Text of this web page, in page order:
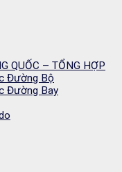
QUỐC – TỔNG HỢP
Đường Bộ
Đường Bay